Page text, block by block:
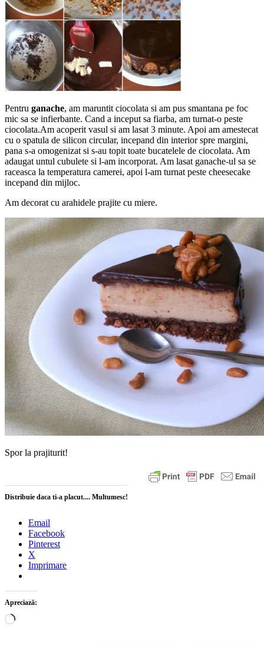
Pentru ganache, am maruntit ciocolata si am pus smantana pe foc
mic sa se infierbante. Cand a inceput sa fiarba, am turnat-o peste
ciocolata.Am acoperit vasul si am lasat 3 minute. Apoi am amestecat
cu o spatula de silicon circular, incepand din interior spre margini,
pana s-a omogenizat si s-au topit toate bucatelele de ciocolata. Am
adaugat untul cubulete si l-am incorporat. Am lasat ganache-ul sa se
raceasca la temperatura camerei, apoi l-am turnat peste cheesecake
incepand din mijloc.
Am decorat cu arahidele prajite cu miere.
Spor la prajiturit!
Distribuie daca ti-a placut.... Multumesc!
Email
Facebook
Pinterest
X
Imprimare
Apreciază:
Încarc...